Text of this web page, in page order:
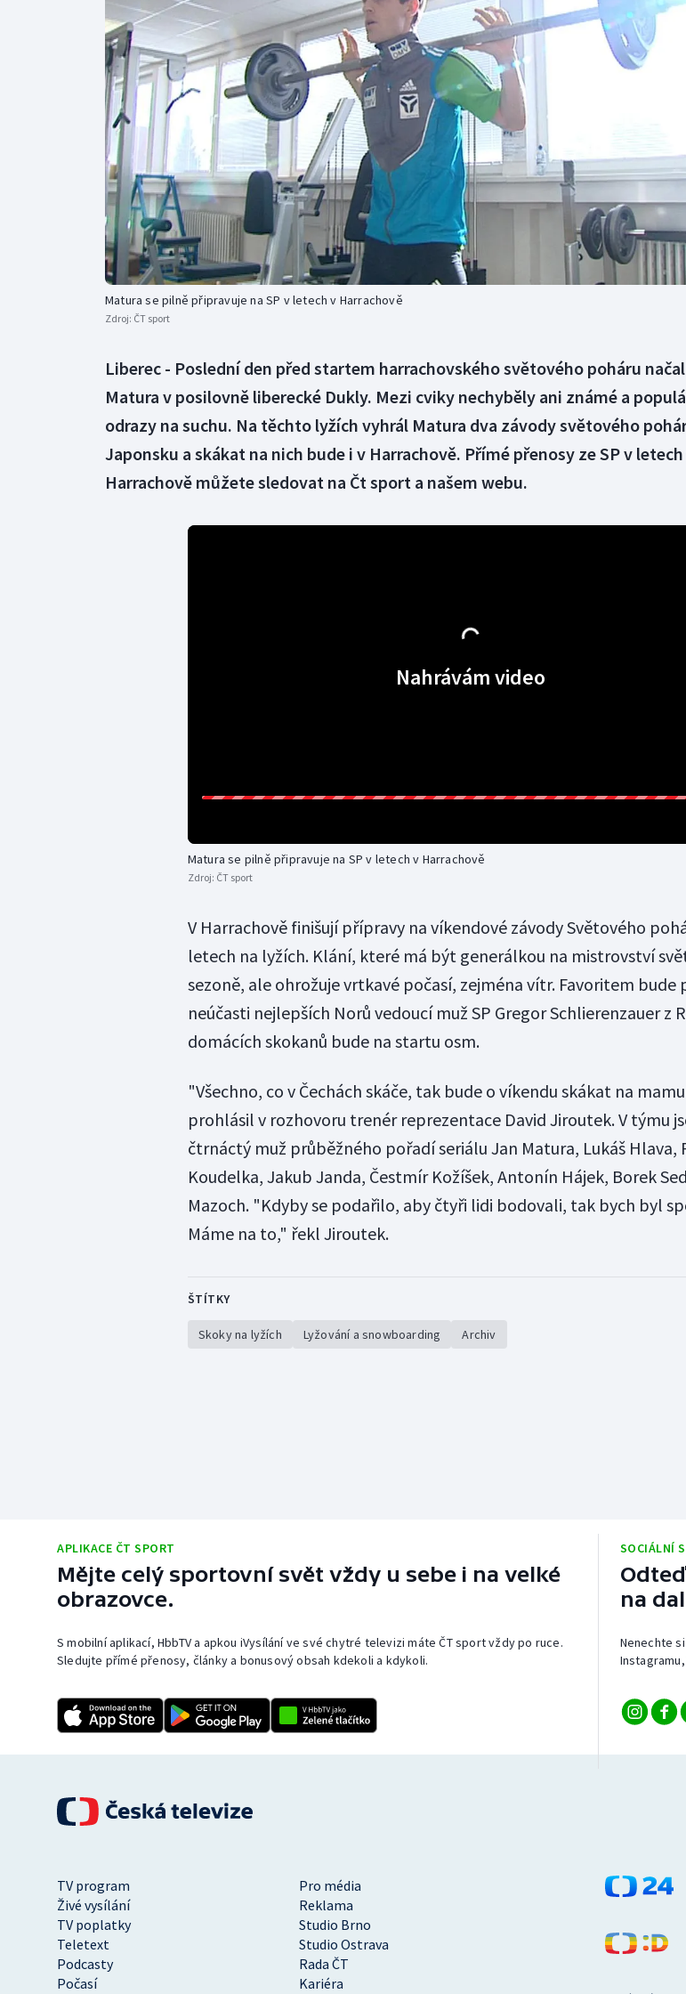
Dostihy
Florbal
Futsal
Golf
Gymnastika
Moderní pětiboj
Motorsport
Olympijské hry
Parasport
Plavání
Matura se pilně připravuje na SP v letech v Harrachově
Zdroj: ČT sport
Liberec - Poslední den před startem harrachovského světového poháru
Matura v posilovně liberecké Dukly. Mezi cviky nechyběly ani známé a
odrazy na suchu. Na těchto lyžích vyhrál Matura dva závody světového
Japonsku a skákat na nich bude i v Harrachově. Přímé přenosy ze SP v
Harrachově můžete sledovat na Čt sport a našem webu.
Nahrávám video
Matura se pilně připravuje na SP v letech v Harrachově
Zdroj: ČT sport
V Harrachově finišují přípravy na víkendové závody Světového
letech na lyžích. Klání, které má být generálkou na mistrovství
sezoně, ale ohrožuje vrtkavé počasí, zejména vítr. Favoritem bude
neúčasti nejlepších Norů vedoucí muž SP Gregor Schlierenzauer z
domácích skokanů bude na startu osm.
"Všechno, co v Čechách skáče, tak bude o víkendu skákat na
prohlásil v rozhovoru trenér reprezentace David Jiroutek. V týmu
čtrnáctý muž průběžného pořadí seriálu Jan Matura, Lukáš Hlava,
Koudelka, Jakub Janda, Čestmír Kožíšek, Antonín Hájek, Borek
Mazoch. "Kdyby se podařilo, aby čtyři lidi bodovali, tak bych byl
Máme na to," řekl Jiroutek.
ŠTÍTKY
Skoky na lyžích Lyžování a snowboarding Archiv
APLIKACE ČT SPORT
Mějte celý sportovní svět vždy u sebe i na velké
obrazovce.
S mobilní aplikací, HbbTV a apkou iVysílání ve své chytré televizi máte ČT sport vždy po ruce.
Sledujte přímé přenosy, články a bonusový obsah kdekoli a kdykoli.
SOCIÁLNÍ
na
Nenechte
TV program
Pro média
Živé vysílání
Reklama
TV poplatky
Studio Brno
Teletext
Studio Ostrava
Podcasty
Rada ČT
Počasí
Kariéra